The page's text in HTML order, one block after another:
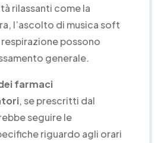
rilassanti come la
l’ascolto di musica soft
possono
generale.
farmaci
, se prescritti dal
seguire le
riguardo agli orari